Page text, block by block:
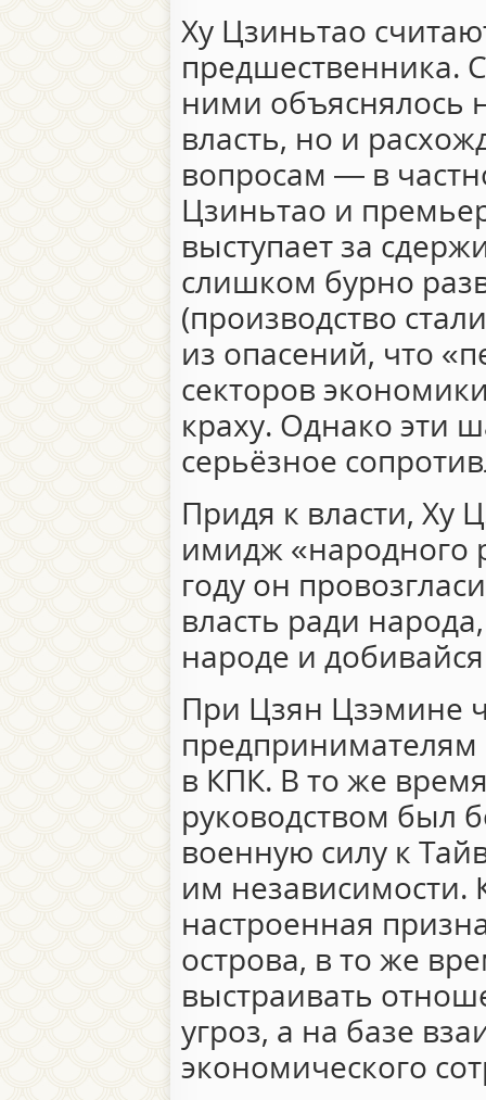
Ху Цзиньтао
предшественника.
ними объяснялось
власть, но и
вопросам — в
Цзиньтао и
выступает за
слишком бурно
(производство
из опасений, что
секторов
краху. Однако эти
серьёзное
Придя к власти, Ху
имидж «народного
году он
власть ради
народе и
При Цзян Цзэмине
предпринимателям
в КПК. В то же
руководством был
военную силу к
им независимости.
настроенная
острова, в то же
выстраивать
угроз, а на базе
экономического